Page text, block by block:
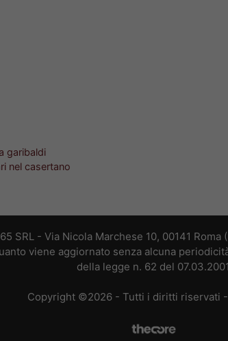
garibaldi
nel casertano
SRL - Via Nicola Marchese 10, 00141 Roma
viene aggiornato senza alcuna
della legge n. 62 del 07.03.2001
Copyright ©2026 - Tutti i diritti riservati -